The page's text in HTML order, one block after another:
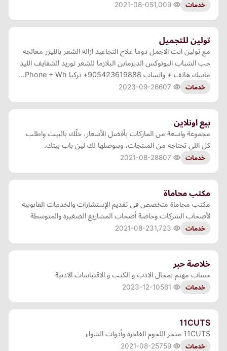
خدمات 2021-08-05
تولين للتجميل
مع تولين انت الاجمل دوما علاج التجاعيد ازالة الشعر بالليزر معالجة
حب الشباب البوتوكس الديرمابن البلازما للشعر توريد الشفايف الليد
ماسك هاتف + واتساب 905423619888+ تركيا Phone + Wh…
خدمات 2023-09-26
بيع اونلاين
مجموعة واسعة من الماركات بأفضل الأسعار، خلّك بالبيت واطلب
كل اللي تحتاجه من المنتجات، وبنوصلها لك لين باب بيتك.
خدمات 2021-08-28
مكتب محاماة
مكتب محاماة متخصص فى تقديم الإستشارات والخدمات القانونية
لأصحاب الشركات وخاصة أصحاب المشاريع الصغيرة والمتوسطة
خدمات 2021-08-23
خلاصة حبر
حساب مهتم بمجال الادب و الكتب و الاقتباسات الادبية
خدمات 2023-12-10
11CUTS
11CUTS متجر اللحوم الفاخرة وأدوات الشواء
خدمات 2021-08-25